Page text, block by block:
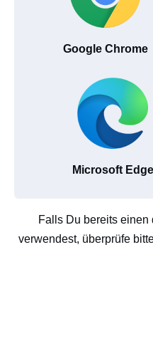
Google Chrome
Microsoft Edge
Falls Du bereits
verwendest, überprüfe